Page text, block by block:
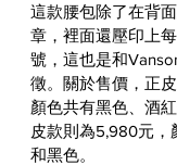
這款腰包除了在背
章，裡面還壓印上
號，這也是和
徵。關於售價，正
顏色共有黑色、酒
皮款則為5,980元，
和黑色。